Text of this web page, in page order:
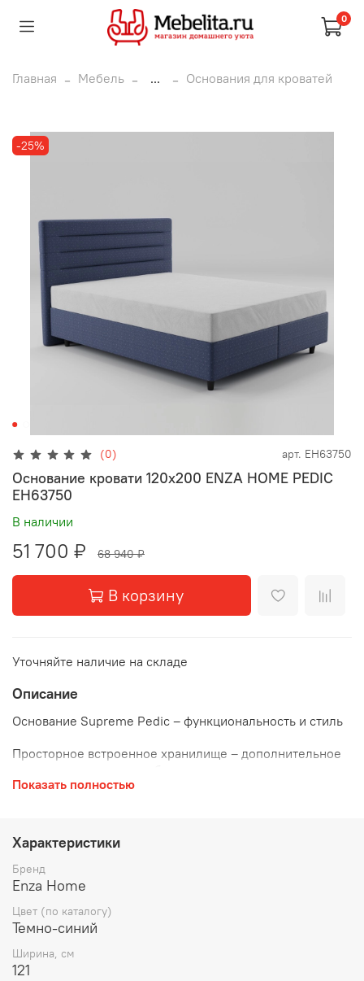
0
Главная Мебель ... Основания для кроватей
-25%
(0) арт. EH63750
Основание кровати 120x200 ENZA HOME PEDIC
EH63750
В наличии
51 700 ₽ 68 940 ₽
В корзину
Уточняйте наличие на складе
Описание
Основание Supreme Pedic – функциональность и стиль
Просторное встроенное хранилище – дополнительное
вещей, помогающее поддерживать порядок в спальне.
Прочная стальная рама – устойчива к нагрузкам и
деформации, гарантирует долгий срок службы.
Современный дизайн – доступно в различных цветах и
обивках (ткань, кожа), чтобы идеально дополнить
Показать полностью
Характеристики
Бренд
Enza Home
Цвет (по каталогу)
Темно-синий
Ширина, см
121